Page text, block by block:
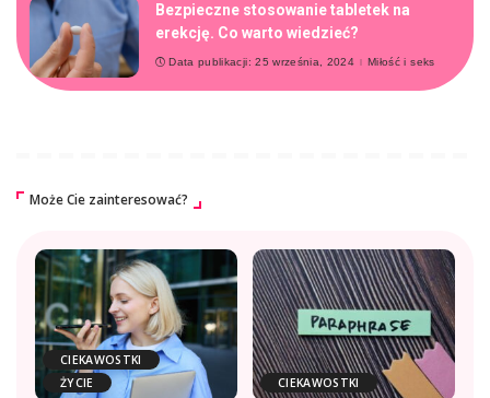
Bezpieczne stosowanie tabletek na
erekcję. Co warto wiedzieć?
Data publikacji: 25 września, 2024 Miłość i seks
Może Cie zainteresować?
CIEKAWOSTKI
ŻYCIE
CIEKAWOSTKI